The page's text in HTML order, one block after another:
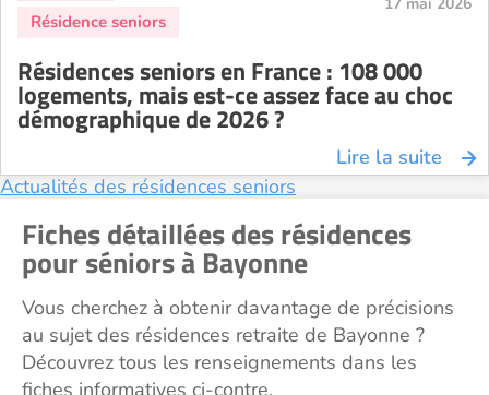
Résidences seniors en France : 108 000
logements, mais est-ce assez face au choc
démographique de 2026 ?
Lire la suite
Actualités des résidences seniors
Fiches détaillées des résidences
pour séniors à Bayonne
Vous cherchez à obtenir davantage de précisions
au sujet des résidences retraite de Bayonne ?
Découvrez tous les renseignements dans les
fiches informatives ci-contre.